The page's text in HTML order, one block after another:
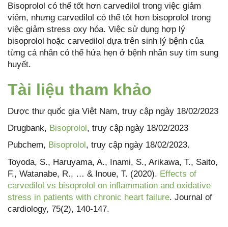
Bisoprolol có thể tốt hơn carvedilol trong việc giảm
viêm, nhưng carvedilol có thể tốt hơn bisoprolol trong
việc giảm stress oxy hóa. Việc sử dụng hợp lý
bisoprolol hoặc carvedilol dựa trên sinh lý bệnh của
từng cá nhân có thể hứa hẹn ở bệnh nhân suy tim sung
huyết.
Tài liệu tham khảo
Dược thư quốc gia Việt Nam, truy cập ngày 18/02/2023
Drugbank, Bisoprolol, truy cập ngày 18/02/2023
Pubchem, Bisoprolol , truy cập ngày 18/02/2023.
Toyoda, S., Haruyama, A., Inami, S., Arikawa, T., Saito,
F., Watanabe, R., … & Inoue, T. (2020). Effects of
carvedilol vs bisoprolol on inflammation and oxidative
stress in patients with chronic heart failure. Journal of
cardiology, 75(2), 140-147.